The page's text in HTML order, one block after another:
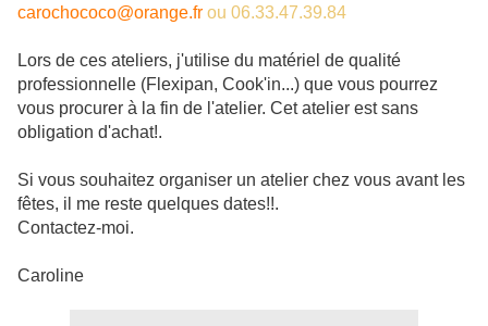
carochococo@orange.fr ou 06.33.47.39.84
Lors de ces ateliers, j'utilise du matériel de qualité
professionnelle (Flexipan, Cook'in...) que vous pourrez
vous procurer à la fin de l'atelier. Cet atelier est sans
obligation d'achat!.
Si vous souhaitez organiser un atelier chez vous avant les
fêtes, il me reste quelques dates!!.
Contactez-moi.
Caroline